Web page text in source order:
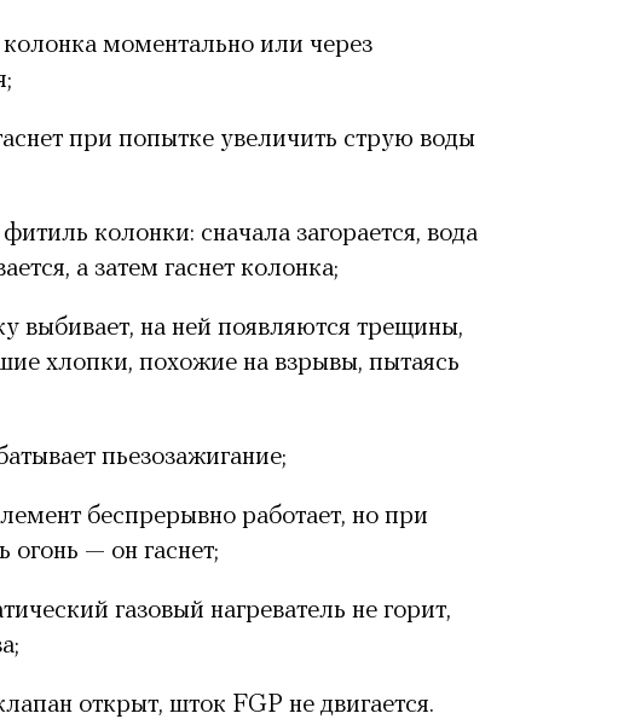
колонка моментально или через
при попытке увеличить струю воды
фитиль колонки: сначала загорается, вода
а затем гаснет колонка;
выбивает, на ней появляются трещины,
хлопки, похожие на взрывы, пытаясь
пьезозажигание;
беспрерывно работает, но при
огонь — он гаснет;
газовый нагреватель не горит,
открыт, шток FGP не двигается.